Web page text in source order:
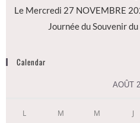
Le Mercredi 27 NOVEMBRE
Journée du Souvenir
Calendar
AOÛT
L M M J